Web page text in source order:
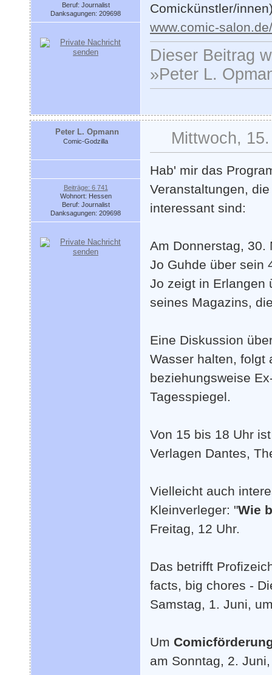
Beruf: Journalist
Danksagungen: 209698
Comickünstler/
www.comic-
Dieser Beitrag
»Peter L.
Peter L. Opmann
Comic-Godzilla
Beiträge: 6 741
Wohnort: Hessen
Beruf: Journalist
Danksagungen: 209698
Mittwoch,
Hab' mir das
Veranstaltungen,
interessant sind:
Am Donnerstag, 30.
Jo Guhde über sein
Jo zeigt in Erlangen
seines Magazins,
Eine Diskussion
Wasser halten, folgt
beziehungsweise
Tagesspiegel.
Von 15 bis 18 Uhr
Verlagen Dantes,
Vielleicht auch
Kleinverleger: "Wie
Freitag, 12 Uhr.
Das betrifft
facts, big chores -
Samstag, 1. Juni,
Um
am Sonntag, 2.